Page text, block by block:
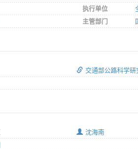
执行单位
主管部门
交通部公路科学研
沈海南